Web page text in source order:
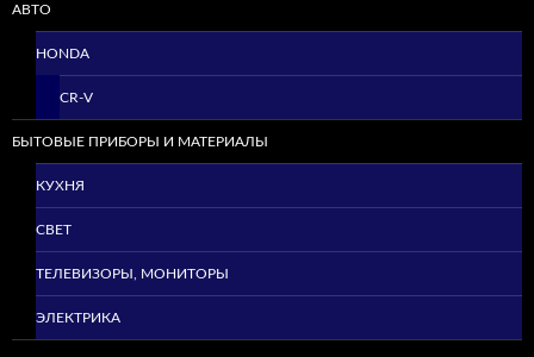
АВТО
HONDA
CR-V
БЫТОВЫЕ ПРИБОРЫ И МАТЕРИАЛЫ
КУХНЯ
СВЕТ
ТЕЛЕВИЗОРЫ, МОНИТОРЫ
ЭЛЕКТРИКА